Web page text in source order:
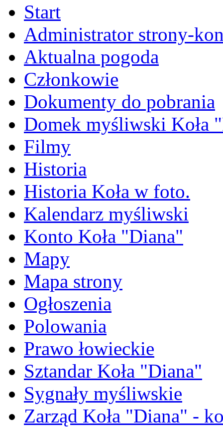
Start
Administrator strony-
Aktualna pogoda
Członkowie
Dokumenty do pobrania
Domek myśliwski Koła
Filmy
Historia
Historia Koła w foto.
Kalendarz myśliwski
Konto Koła "Diana"
Mapy
Mapa strony
Ogłoszenia
Polowania
Prawo łowieckie
Sztandar Koła "Diana"
Sygnały myśliwskie
Zarząd Koła "Diana" -